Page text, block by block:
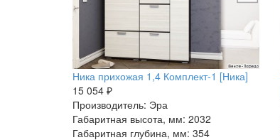
Ника прихожая 1,4 Комплект-1 [Ника]
15 054 ₽
Производитель: Эра
Габаритная высота, мм: 2032
Габаритная глубина, мм: 354